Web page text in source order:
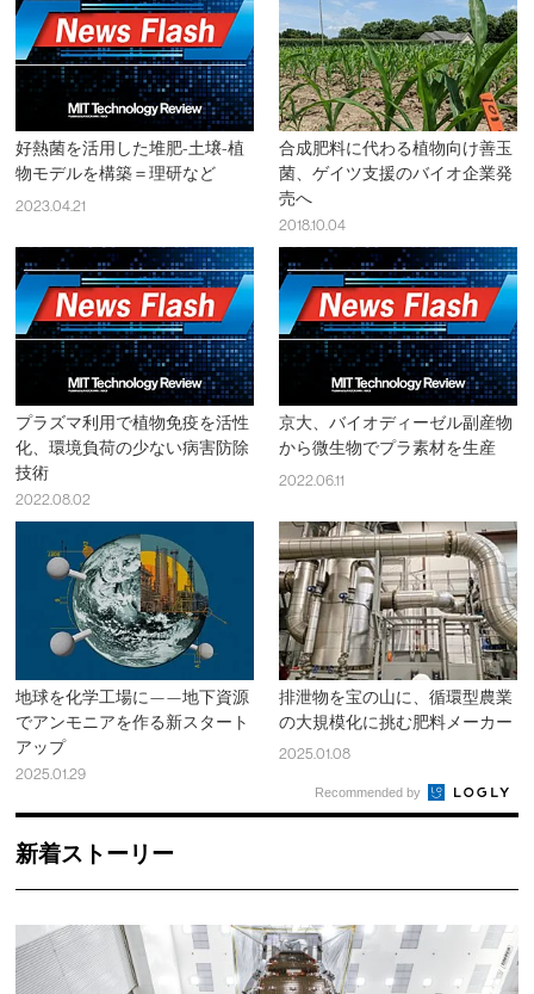
好熱菌を活用した堆肥-土壌-植
物モデルを構築＝理研など
2023.04.21
合成肥料に代わる植物向け善玉
菌、ゲイツ支援のバイオ企業発
売へ
2018.10.04
プラズマ利用で植物免疫を活性
化、環境負荷の少ない病害防除
技術
2022.08.02
京大、バイオディーゼル副産物
から微生物でプラ素材を生産
2022.06.11
地球を化学工場に——地下資源
でアンモニアを作る新スタート
アップ
2025.01.29
排泄物を宝の山に、循環型農業
の大規模化に挑む肥料メーカー
2025.01.08
Recommended by
新着ストーリー